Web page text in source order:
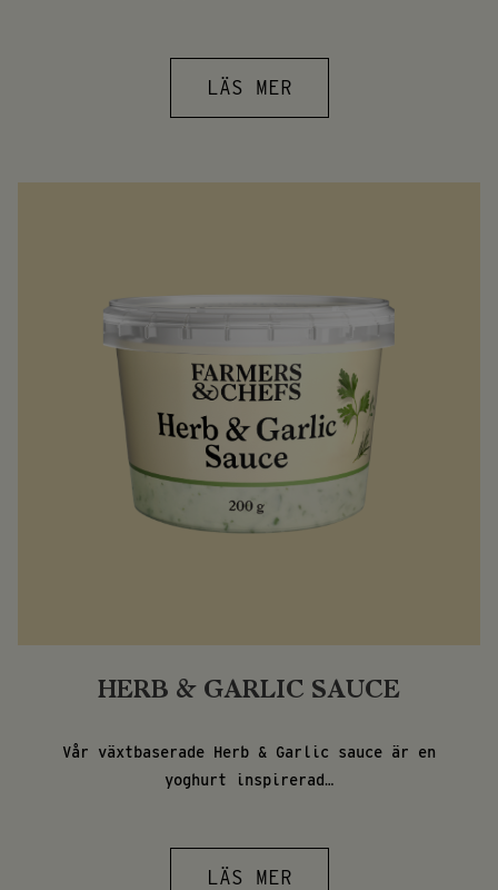
LÄS MER
HERB & GARLIC SAUCE
Vår växtbaserade Herb & Garlic sauce är en
yoghurt inspirerad…
LÄS MER